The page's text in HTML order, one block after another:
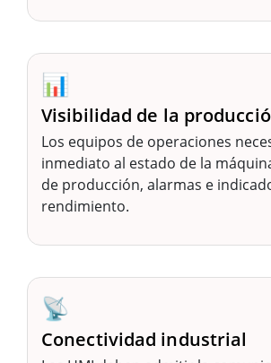
📊
Visibilidad de la
Los equipos de operaciones
inmediato al estado de la
de producción, alarmas e
rendimiento.
📡
Conectividad industrial